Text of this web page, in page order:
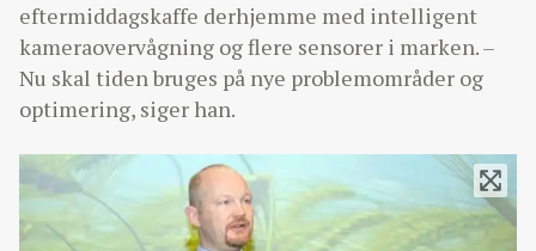
eftermiddagskaffe derhjemme med intelligent
kameraovervågning og flere sensorer i marken. –
Nu skal tiden bruges på nye problemområder og
optimering, siger han.